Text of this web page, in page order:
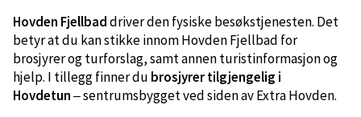
Hovden Fjellbaddriver den fysiske besøkstjenesten. Det
betyr at du kan stikke innom Hovden Fjellbad for
brosjyrer og turforslag, samt annen turistinformasjon og
hjelp. I tillegg finner du brosjyrer tilgjengelig i
Hovdetun –sentrumsbygget ved siden av Extra Hovden.